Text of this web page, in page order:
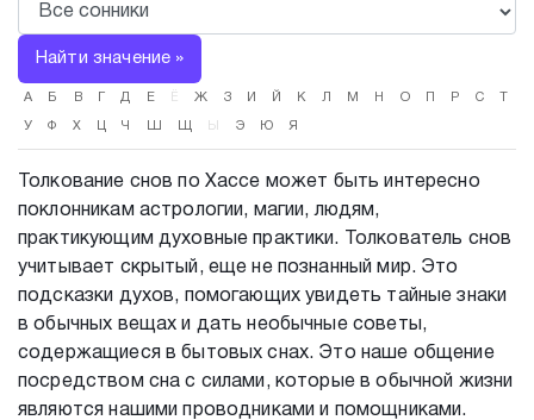
Найти значение »
А Б В Д Е Ё Ж З И Й К Л М Н О Р С
У Ф Х Ц Ч Ш Щ Ы Э Ю Я
Толкование снов по Хассе может быть интересно
поклонникам астрологии, магии, людям,
практикующим духовные практики. Толкователь снов
учитывает скрытый, еще не познанный мир. Это
подсказки духов, помогающих увидеть тайные знаки
в обычных вещах и дать необычные советы,
содержащиеся в бытовых снах. Это наше общение
посредством сна с силами, которые в обычной жизни
являются нашими проводниками и помощниками.